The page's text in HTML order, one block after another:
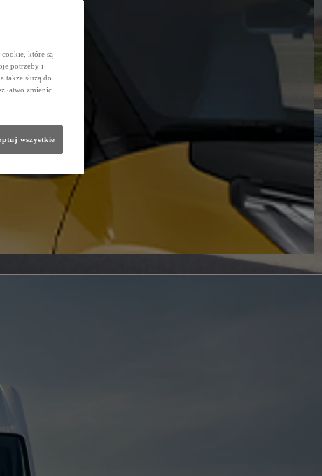
które są
potrzeby i
także służą do
łatwo zmienić
wszystkie